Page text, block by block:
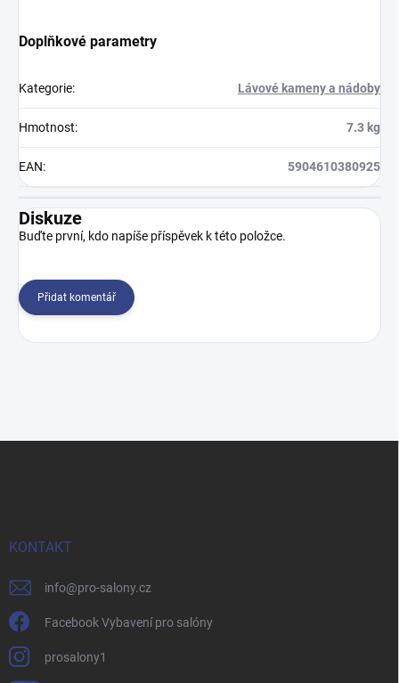
Doplňkové parametry
Kategorie: Lávové kameny a nádoby
Hmotnost: 7.3 kg
EAN: 5904610380925
Diskuze
Buďte první, kdo napíše příspěvek k této položce.
Přidat komentář
KONTAKT
info@pro-salony.cz
Facebook Vybavení pro salóny
prosalony1